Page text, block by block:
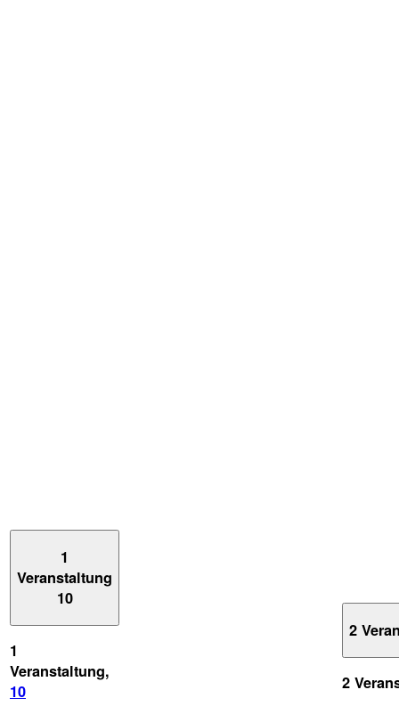
1
Veranstaltung
10
1
Veranstaltung,
10
2
2